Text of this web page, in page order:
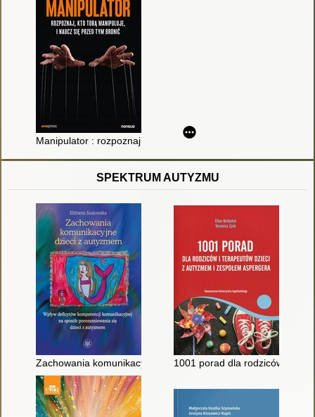
Manipulator : rozpoznaj, kto tobą manipuluje, i naucz się
SPEKTRUM AUTYZMU
Zachowania komunikacyjne dzieci z autyzmem : wpływ
1001 porad dla rodziców i